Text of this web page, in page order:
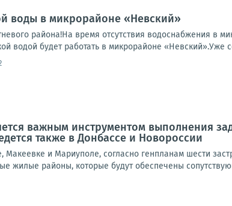
воды в микрорайоне «Невский»
района!На время отсутствия водоснабжения в
водой будет работать в микрорайоне «Невский».Уже
важным инструментом выполнения
также в Донбассе и Новороссии
Макеевке и Мариуполе, согласно генпланам шести
жилые районы, которые будут обеспечены